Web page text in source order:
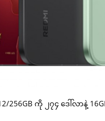
12/256GB ကို ၂၇၄ ဒေါ်လာနဲ့